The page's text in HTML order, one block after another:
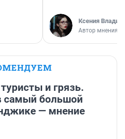
Ксения
Автор мнения
и грязь.
самый большой
— мнение